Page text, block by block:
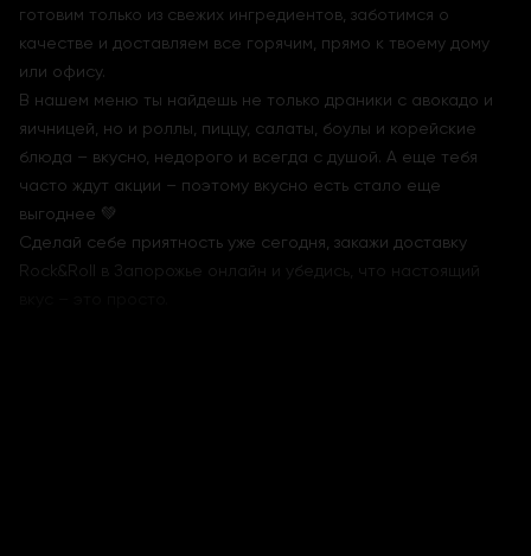
готовим только из свежих ингредиентов, заботимся о
качестве и доставляем все горячим, прямо к твоему дому
или офису.
В нашем меню ты найдешь не только драники с авокадо и
яичницей, но и роллы, пиццу, салаты, боулы и корейские
блюда – вкусно, недорого и всегда с душой. А еще тебя
часто ждут акции – поэтому вкусно есть стало еще
выгоднее 💚
Сделай себе приятность уже сегодня, закажи доставку
Rock&Roll в Запорожье онлайн и убедись, что настоящий